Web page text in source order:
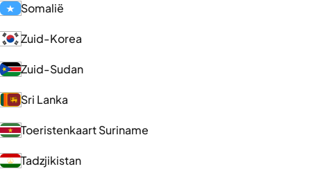
Somalië
Zuid-Korea
Zuid-Sudan
Sri Lanka
Toeristenkaart Suriname
Tadzjikistan